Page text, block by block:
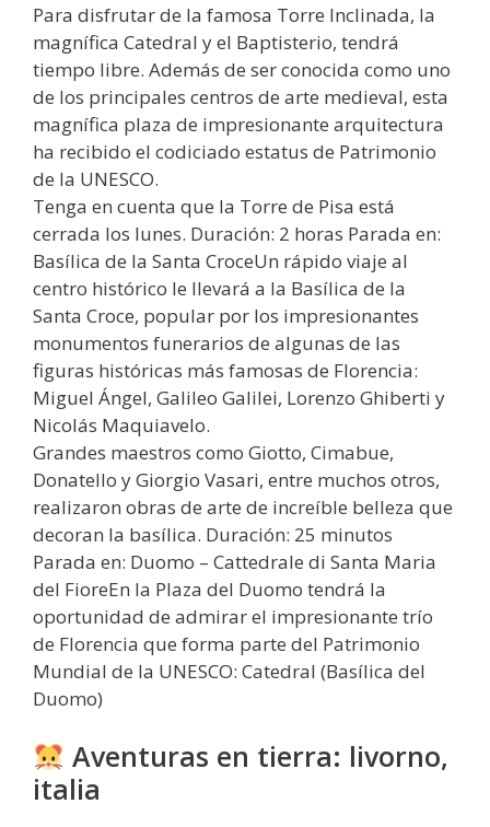
Para disfrutar de la famosa Torre Inclinada, la
magnífica Catedral y el Baptisterio, tendrá
tiempo libre. Además de ser conocida como uno
de los principales centros de arte medieval, esta
magnífica plaza de impresionante arquitectura
ha recibido el codiciado estatus de Patrimonio
de la UNESCO.
Tenga en cuenta que la Torre de Pisa está
cerrada los lunes. Duración: 2 horas Parada en:
Basílica de la Santa CroceUn rápido viaje al
centro histórico le llevará a la Basílica de la
Santa Croce, popular por los impresionantes
monumentos funerarios de algunas de las
figuras históricas más famosas de Florencia:
Miguel Ángel, Galileo Galilei, Lorenzo Ghiberti y
Nicolás Maquiavelo.
Grandes maestros como Giotto, Cimabue,
Donatello y Giorgio Vasari, entre muchos otros,
realizaron obras de arte de increíble belleza que
decoran la basílica. Duración: 25 minutos
Parada en: Duomo – Cattedrale di Santa Maria
del FioreEn la Plaza del Duomo tendrá la
oportunidad de admirar el impresionante trío
de Florencia que forma parte del Patrimonio
Mundial de la UNESCO: Catedral (Basílica del
Duomo)
Aventuras en tierra: livorno,
italia